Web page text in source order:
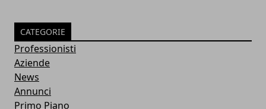
CATEGORIE
Professionisti
Aziende
News
Annunci
Primo Piano